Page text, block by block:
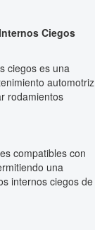
Ciegos
ciegos es una
automotriz
rodamientos
compatibles con
una
internos ciegos de